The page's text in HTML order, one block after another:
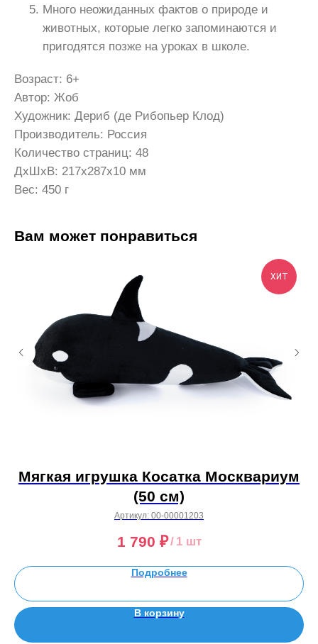
Много неожиданных фактов о природе и
животных, которые легко запоминаются и
пригодятся позже на уроках в школе.
Возраст: 6+
Автор: Жоб
Художник: Дериб (де Рибопьер Клод)
Производитель: Россия
Количество страниц: 48
ДxШxВ: 217x287x10 мм
Вес: 450 г
Вам может понравиться
ХИТ
Мягкая игрушка Косатка Москвариум
(50 см)
Артикул: 00-00001203
1 790 ₽/ 1 шт
Подробнее
В корзину